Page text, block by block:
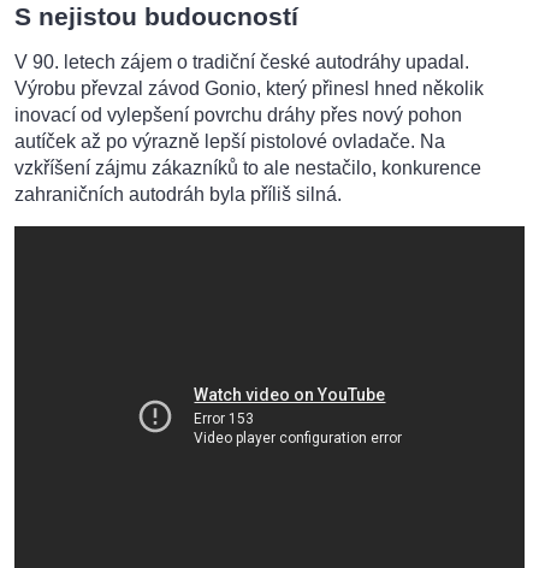
S nejistou budoucností
V 90. letech zájem o tradiční české autodráhy upadal.
Výrobu převzal závod Gonio, který přinesl hned několik
inovací od vylepšení povrchu dráhy přes nový pohon
autíček až po výrazně lepší pistolové ovladače. Na
vzkříšení zájmu zákazníků to ale nestačilo, konkurence
zahraničních autodráh byla příliš silná.